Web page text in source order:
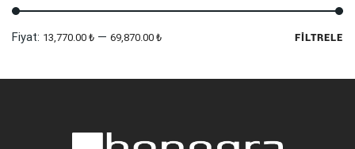
En
En
FILTRELE
Fiyat: 13,770.00 ₺ — 69,870.00 ₺